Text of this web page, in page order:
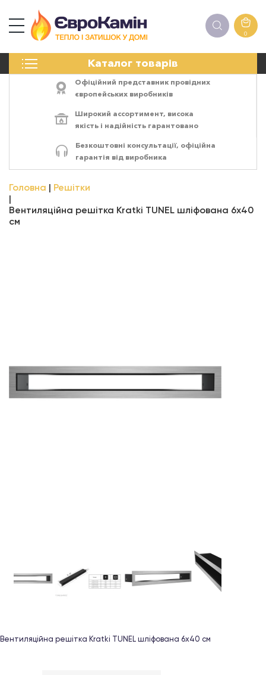
0
Каталог товарів
ПЕЧІ
ЕЛЕКТРОКАМІНИ
АКСЕСУАРИ
Офіційний представник провідних
європейських виробників
Широкий ассортимент, висока
якість і надійність гарантовано
Безкоштовні консультації, офіційна
гарантія від виробника
Головна Решітки
Вентиляційна решітка Kratki TUNEL шліфована 6x40
см
Вентиляційна решітка Kratki TUNEL шліфована 6х40 см